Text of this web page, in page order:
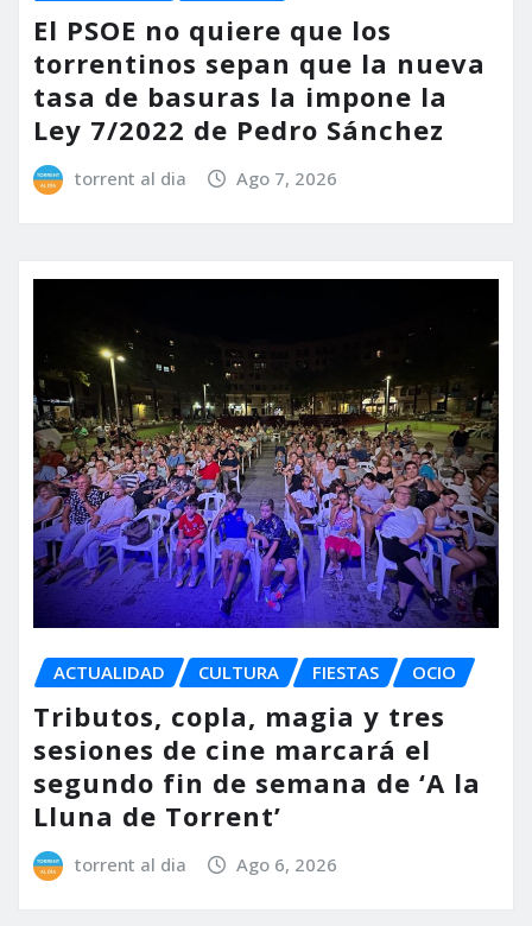
El PSOE no quiere que los
torrentinos sepan que la nueva
tasa de basuras la impone la
Ley 7/2022 de Pedro Sánchez
torrent al dia Ago 7, 2026
ACTUALIDAD CULTURA FIESTAS OCIO
Tributos, copla, magia y tres
sesiones de cine marcará el
segundo fin de semana de ‘A la
Lluna de Torrent’
torrent al dia Ago 6, 2026